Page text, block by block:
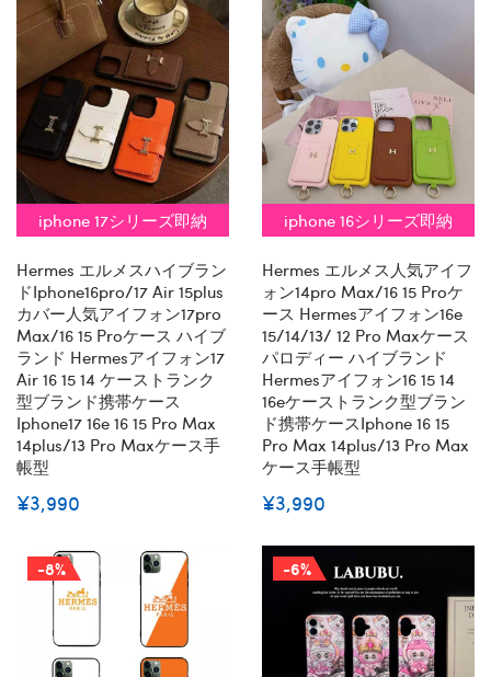
iphone 17シリーズ即納
Hermes エルメスハイブラン
ドiphone16pro/17 Air 15plus
カバー人気アイフォン17pro
Max/16 15 Proケース ハイブ
ランド Hermesアイフォン17
Air 16 15 14 ケーストランク
型ブランド携帯ケース
Iphone17 16e 16 15 Pro Max
14plus/13 Pro Maxケース手
帳型
¥3,990
iphone 16シリーズ即納
Hermes エルメス人気アイフ
ォン14pro Max/16 15 Proケ
ース Hermesアイフォン16e
15/14/13/ 12 Pro Maxケース
パロディー ハイブランド
Hermesアイフォン16 15 14
16eケーストランク型ブラン
ド携帯ケースiphone 16 15
Pro Max 14plus/13 Pro Max
ケース手帳型
¥3,990
-8% -6%